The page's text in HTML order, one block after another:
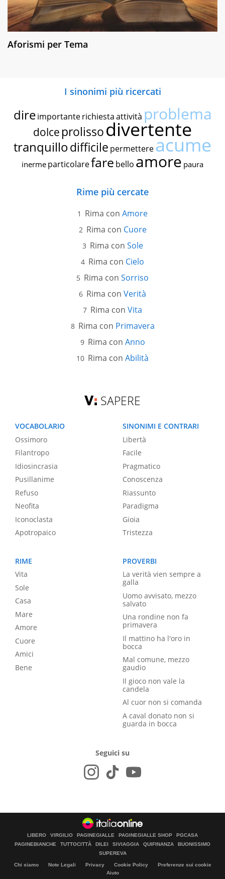
Aforismi per Tema
I sinonimi più ricercati
dire importante richiestaattività problema
dolce prolissodivertente
tranquillodifficile permettereacume
inerme particolarefare bello amore paura
Rime più cercate
Rima con Amore
Rima con Cuore
Rima con Sole
Rima con Cielo
Rima con Sorriso
Rima con Verità
Rima con Vita
Rima con Primavera
Rima con Anno
Rima con Abilità
SAPERE
VOCABOLARIO
Ossimoro
Filantropo
Idiosincrasia
Pusillanime
Refuso
Neofita
Iconoclasta
Apotropaico
SINONIMI E CONTRARI
Libertà
Facile
Pragmatico
Conoscenza
Riassunto
Paradigma
Gioia
Tristezza
RIME
Vita
Sole
Casa
Mare
Amore
Cuore
Amici
Bene
PROVERBI
La verità vien sempre a
galla
Uomo avvisato, mezzo
salvato
Una rondine non fa
primavera
Il mattino ha l'oro in
bocca
Mal comune, mezzo
gaudio
Il gioco non vale la
candela
Al cuor non si comanda
A caval donato non si
guarda in bocca
Seguici su
LIBERO VIRGILIO PAGINEGIALLE PAGINEGIALLE SHOP
PGCASA
PAGINEBIANCHE
TUTTOCITTÀ DILEI SIVIAGGIA QUIFINANZA
BUONISSIMO
SUPEREVA
Chi siamo Note Legali Privacy Cookie Policy
Preferenze sui cookie
Aiuto